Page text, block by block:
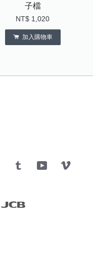
子檔
NT$ 1,020
加入購物車
InstagramTumblr YouTube
American